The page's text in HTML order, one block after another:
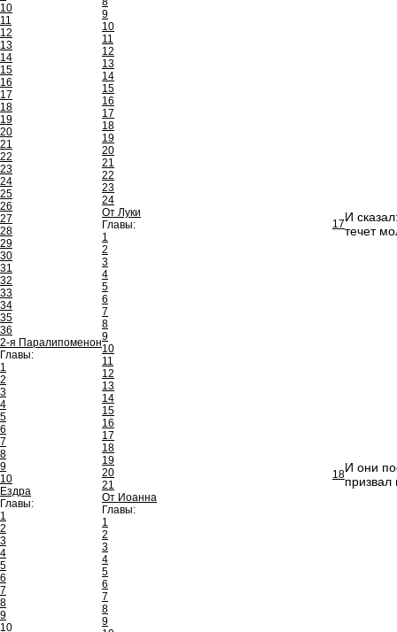
10
11
12
13
14
15
16
17
18
19
20
21
22
23
24
25
26
27
28
29
30
31
32
33
34
35
36
2-я Паралипоменон
Главы:
1
2
3
4
5
6
7
8
9
10
Ездра
Главы:
1
2
3
4
5
6
7
8
9
10
9
10
11
12
13
14
15
16
17
18
19
20
21
22
23
24
От Луки
Главы:
1
2
3
4
5
6
7
8
9
10
11
12
13
14
15
16
17
18
19
20
21
От Иоанна
Главы:
1
2
3
4
5
6
7
8
9
17И
течет
18И они
призвал